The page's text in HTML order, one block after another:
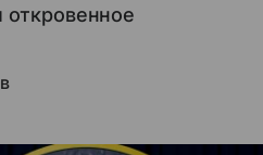
откровенное